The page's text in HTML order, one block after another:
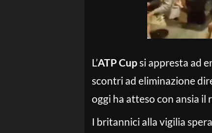
L’ATP Cupsi appresta ad
scontri ad eliminazione
oggi ha atteso con ansia
I britannici alla vigilia